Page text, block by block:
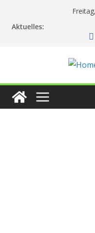
Aktuelles: